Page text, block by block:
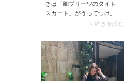
きは「細プリーツのタイト
スカート」がうってつけ。
プリーツのヒダとタイトシ
タイルアップまで狙えま
す。清涼感ときちんと感を
兼ね備えているので、夏の
オフィスコーデにも◎。
> 続きを読む